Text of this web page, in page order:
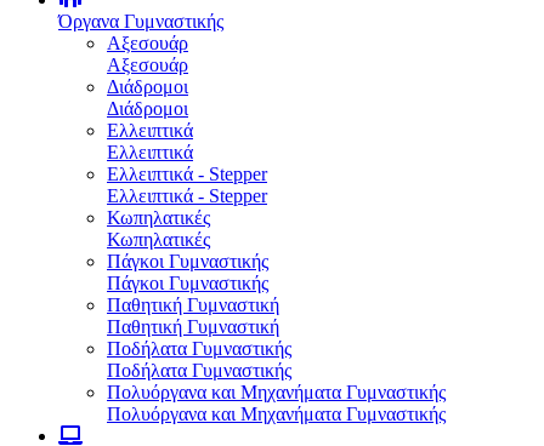
Όργανα Γυμναστικής
Αξεσουάρ
Αξεσουάρ
Διάδρομοι
Διάδρομοι
Ελλειπτικά
Ελλειπτικά
Ελλειπτικά - Stepper
Ελλειπτικά - Stepper
Κωπηλατικές
Κωπηλατικές
Πάγκοι Γυμναστικής
Πάγκοι Γυμναστικής
Παθητική Γυμναστική
Παθητική Γυμναστική
Ποδήλατα Γυμναστικής
Ποδήλατα Γυμναστικής
Πολυόργανα και Μηχανήματα Γυμναστικής
Πολυόργανα και Μηχανήματα Γυμναστικής